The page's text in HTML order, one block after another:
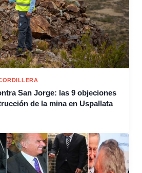
San Jorge: las 9 objeciones
de la mina en Uspallata